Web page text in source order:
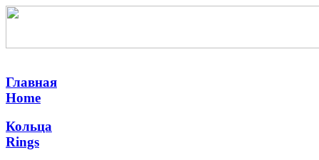
Главная
Home
Кольца
Rings